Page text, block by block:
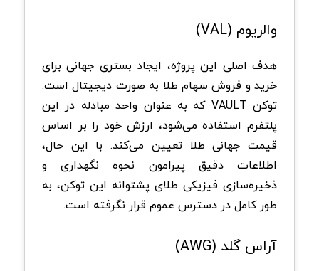
والریوم (VAL)
هدف اصلی این پروژه، ایجاد بستری جهانی برای
خرید و فروش سهام طلا به صورت دیجیتال است.
توکن VAULT که به عنوان واحد مبادله در این
پلتفرم استفاده می‌شود، ارزش خود را بر اساس
قیمت جهانی طلا تعیین می‌کند. با این حال،
اطلاعات دقیق پیرامون نحوه نگهداری و
ذخیره‌سازی فیزیکی طلای پشتوانه این توکن، به
طور کامل در دسترس عموم قرار نگرفته است.
آراس گلد (AWG)